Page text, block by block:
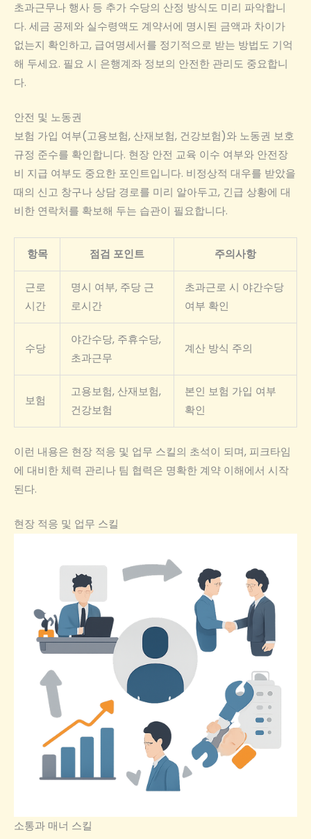
초과근무나 행사 등 추가 수당의 산정 방식도 미리 파악합니
다. 세금 공제와 실수령액도 계약서에 명시된 금액과 차이가
없는지 확인하고, 급여명세서를 정기적으로 받는 방법도 기억
해 두세요. 필요 시 은행계좌 정보의 안전한 관리도 중요합니
다.
안전 및 노동권
보험 가입 여부(고용보험, 산재보험, 건강보험)와 노동권 보호
규정 준수를 확인합니다. 현장 안전 교육 이수 여부와 안전장
비 지급 여부도 중요한 포인트입니다. 비정상적 대우를 받았을
때의 신고 창구나 상담 경로를 미리 알아두고, 긴급 상황에 대
비한 연락처를 확보해 두는 습관이 필요합니다.
항목 점검 포인트 주의사항
근로
시간
명시 여부, 주당 근
로시간
초과근로 시 야간수당
여부 확인
수당
야간수당, 주휴수당,
초과근무
계산 방식 주의
보험
고용보험, 산재보험,
건강보험
본인 보험 가입 여부
확인
이런 내용은 현장 적응 및 업무 스킬의 초석이 되며, 피크타임
에 대비한 체력 관리나 팀 협력은 명확한 계약 이해에서 시작
된다.
현장 적응 및 업무 스킬
소통과 매너 스킬